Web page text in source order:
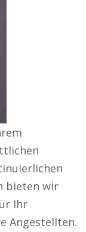
bieten wir
Ihr
Angestellten.